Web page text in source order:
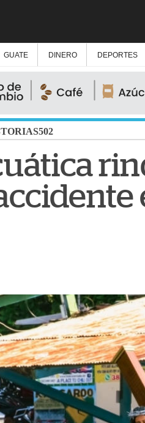
GUATE DINERO DEPORTES